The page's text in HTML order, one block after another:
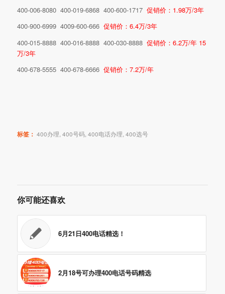
400-006-8080 400-019-6868 400-600-1717 促销价：1.98万/3年
400-900-6999 4009-600-666 促销价：6.4万/3年
400-015-8888 400-016-8888 400-030-8888 促销价：6.2万/年 15
万/3年
400-678-5555 400-678-6666 促销价：7.2万/年
标签： 400办理 400号码, 400电话办理 400选号
你可能还喜欢
6月21日400电话精选！
2月18号可办理400电话号码精选